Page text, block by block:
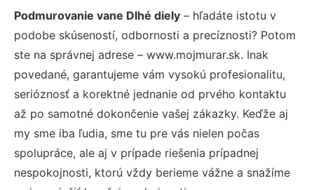
Podmurovanie vane Dlhé diely – hľadáte istotu v
podobe skúseností, odbornosti a precíznosti? Potom
ste na správnej adrese – www.mojmurar.sk. Inak
povedané, garantujeme vám vysokú profesionalitu,
serióznosť a korektné jednanie od prvého kontaktu
až po samotné dokončenie vašej zákazky. Keďže aj
my sme iba ľudia, sme tu pre vás nielen počas
spolupráce, ale aj v prípade riešenia prípadnej
nespokojnosti, ktorú vždy berieme vážne a snažíme